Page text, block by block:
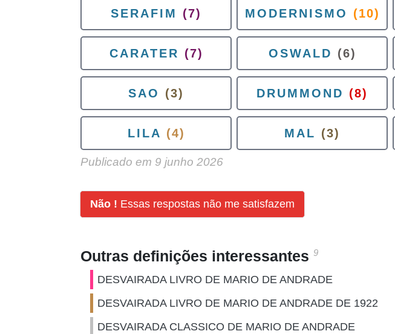
SERAFIM (7) MODERNISMO (10)
CARATER (7) OSWALD (6)
SAO (3) DRUMMOND (8)
LILA (4) MAL (3)
Publicado em 9 junho 2026
Não ! Essas respostas não me satisfazem
Outras definições interessantes 9
DESVAIRADA LIVRO DE MARIO DE ANDRADE
DESVAIRADA LIVRO DE MARIO DE ANDRADE DE 1922
DESVAIRADA CLASSICO DE MARIO DE ANDRADE